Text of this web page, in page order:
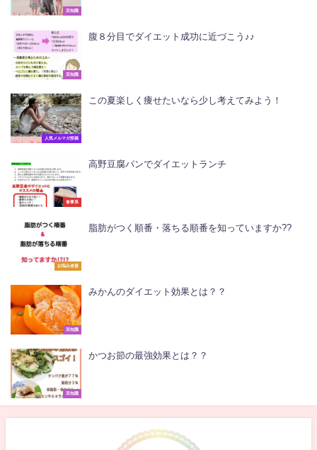
豆知識
豆知識
腹８分目でダイエット成功に近づこう♪♪
人気メルマガ投稿
この夏楽しく痩せたいなら少し考えてみよう！
食事系
高野豆腐パンでダイエットランチ
お悩み改善
脂肪がつく順番・落ちる順番を知っていますか??
豆知識
みかんのダイエット効果とは？？
豆知識
かつお節の最強効果とは？？